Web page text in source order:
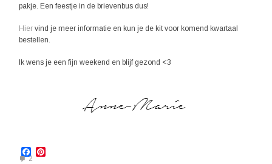
pakje. Een feestje in de brievenbus dus!
Hier vind je meer informatie en kun je de kit voor komend kwartaal
bestellen.
Ik wens je een fijn weekend en blijf gezond <3
Facebook
2